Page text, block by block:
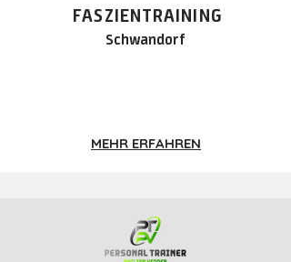
FASZIENTRAINING
Schwandorf
MEHR ERFAHREN